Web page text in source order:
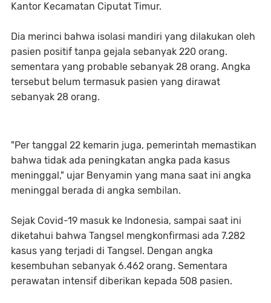
Kantor Kecamatan Ciputat Timur.
Dia merinci bahwa isolasi mandiri yang dilakukan oleh
pasien positif tanpa gejala sebanyak 220 orang.
sementara yang probable sebanyak 28 orang. Angka
tersebut belum termasuk pasien yang dirawat
sebanyak 28 orang.
"Per tanggal 22 kemarin juga, pemerintah memastikan
bahwa tidak ada peningkatan angka pada kasus
meninggal," ujar Benyamin yang mana saat ini angka
meninggal berada di angka sembilan.
Sejak Covid-19 masuk ke Indonesia, sampai saat ini
diketahui bahwa Tangsel mengkonfirmasi ada 7.282
kasus yang terjadi di Tangsel. Dengan angka
kesembuhan sebanyak 6.462 orang. Sementara
perawatan intensif diberikan kepada 508 pasien.